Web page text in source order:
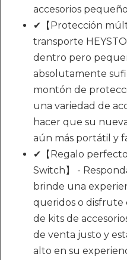
accesorios
✔【Protección
transporte
dentro pero
absolutamente
montón de
una variedad de
hacer que su
aún más portátil y
✔【Regalo
Switch】 -
brinde una
queridos o
de kits de
de venta justo y
alto en su